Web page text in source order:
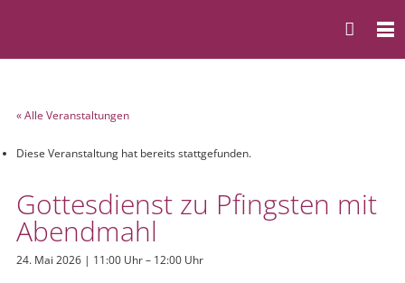
« Alle Veranstaltungen
Diese Veranstaltung hat bereits stattgefunden.
Gottesdienst zu Pfingsten mit
Abendmahl
24. Mai 2026 | 11:00 Uhr– 12:00 Uhr